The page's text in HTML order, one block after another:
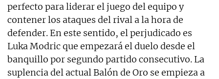
perfecto para liderar el juego del equipo y
contener los ataques del rival a la hora de
defender. En este sentido, el perjudicado es
Luka Modric que empezará el duelo desde el
banquillo por segundo partido consecutivo. La
suplencia del actual Balón de Oro se empieza a